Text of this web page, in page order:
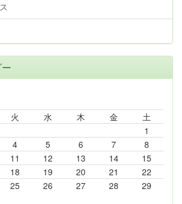
火 水 木 金
土
1
4 5 6 7
8
11 12 13 14
15
18 19 20 21
22
25 26 27 28
29